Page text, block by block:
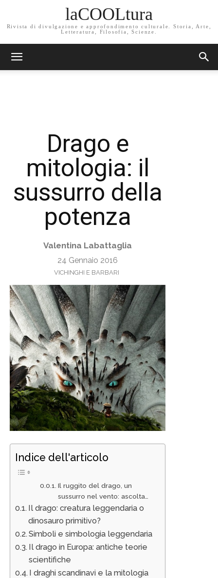
laCOOLtura
Rivista di divulgazione e approfondimento culturale. Storia, Arte,
Letteratura, Filosofia, Scienze.
Drago e
mitologia: il
sussurro della
potenza
Valentina Labattaglia
24 Gennaio 2016
VICHINGHI E BARBARI
Indice dell'articolo
Il ruggito del drago, un
sussurro nel vento: ascolta…
Il drago: creatura leggendaria o
dinosauro primitivo?
Simboli e simbologia leggendaria
Il drago in Europa: antiche teorie
scientifiche
I draghi scandinavi e la mitologia